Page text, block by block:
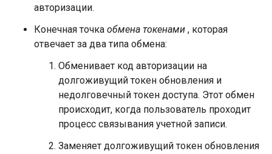
авторизации.
Конечная точка обмена токенами , которая
отвечает за два типа обмена:
Обменивает код авторизации на
долгоживущий токен обновления и
недолговечный токен доступа. Этот обмен
происходит, когда пользователь проходит
процесс связывания учетной записи.
Заменяет долгоживущий токен обновления